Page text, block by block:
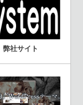
弊社サイト